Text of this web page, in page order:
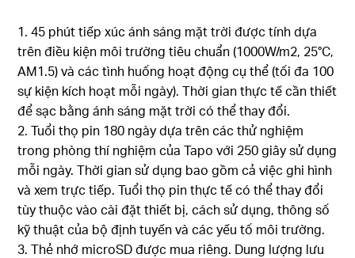
1. 45 phút tiếp xúc ánh sáng mặt trời được tính dựa
trên điều kiện môi trường tiêu chuẩn (1000W/m2, 25°C,
AM1.5) và các tình huống hoạt động cụ thể (tối đa 100
sự kiện kích hoạt mỗi ngày). Thời gian thực tế cần thiết
để sạc bằng ánh sáng mặt trời có thể thay đổi.
2. Tuổi thọ pin 180 ngày dựa trên các thử nghiệm
trong phòng thí nghiệm của Tapo với 250 giây sử dụng
mỗi ngày. Thời gian sử dụng bao gồm cả việc ghi hình
và xem trực tiếp. Tuổi thọ pin thực tế có thể thay đổi
tùy thuộc vào cài đặt thiết bị, cách sử dụng, thông số
kỹ thuật của bộ định tuyến và các yếu tố môi trường.
3. Thẻ nhớ microSD được mua riêng. Dung lượng lưu